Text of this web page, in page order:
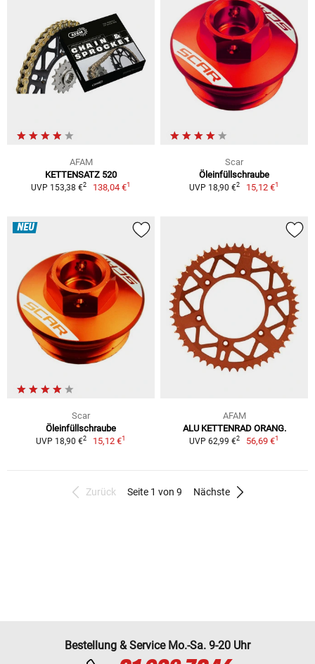
AFAM
KETTENSATZ 520
UVP 153,38 €2 138,04 €1
Scar
Öleinfüllschraube
UVP 18,90 €2 15,12 €1
NEU
Scar
Öleinfüllschraube
UVP 18,90 €2 15,12 €1
AFAM
ALU KETTENRAD ORANG.
UVP 62,99 €2 56,69 €1
Zurück Seite 1 von 9 Nächste
Bestellung & Service Mo.-Sa. 9-20 Uhr